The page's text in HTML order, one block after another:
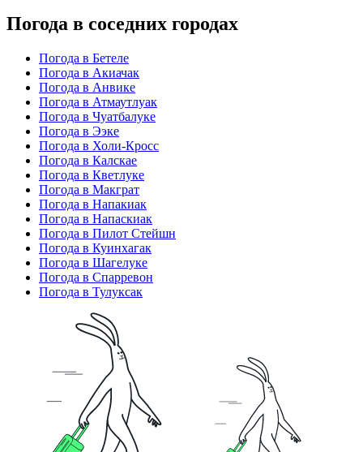
Погода в соседних городах
Погода в Бетеле
Погода в Акиачак
Погода в Анвике
Погода в Атмаутлуак
Погода в Чуатбалуке
Погода в Ээке
Погода в Холи-Кросс
Погода в Калскае
Погода в Кветлуке
Погода в Макграт
Погода в Напакиак
Погода в Напаскиак
Погода в Пилот Стейшн
Погода в Куинхагак
Погода в Шагелуке
Погода в Спарревон
Погода в Тулуксак